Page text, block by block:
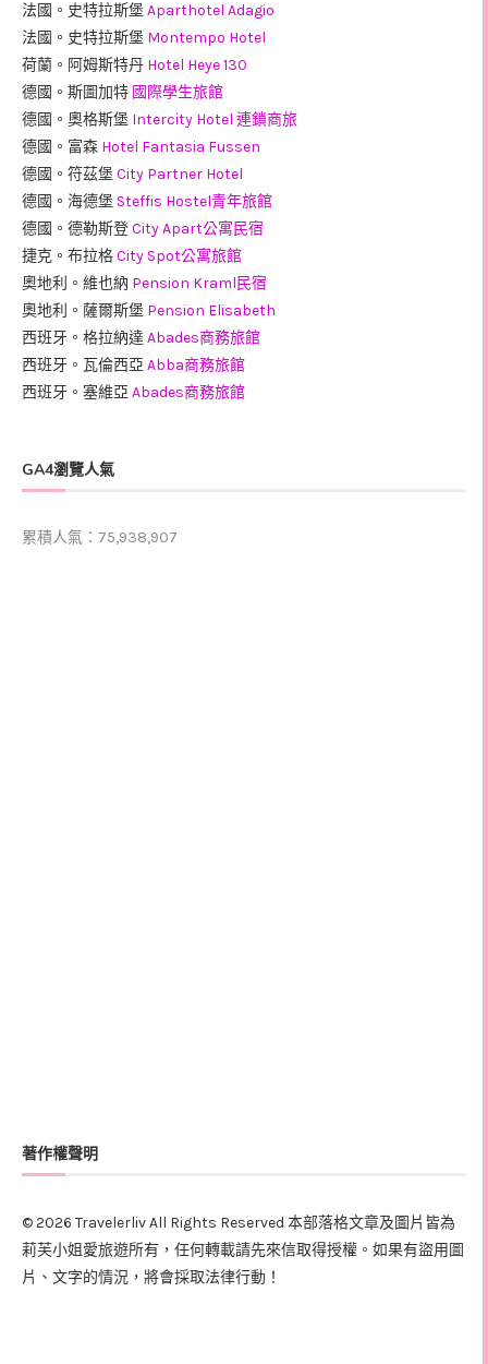
法國。史特拉斯堡 Aparthotel Adagio
法國。史特拉斯堡 Montempo Hotel
荷蘭。阿姆斯特丹 Hotel Heye 130
德國。斯圖加特 國際學生旅館
德國。奧格斯堡 Intercity Hotel 連鎖商旅
德國。富森 Hotel Fantasia Fussen
德國。符茲堡 City Partner Hotel
德國。海德堡 Steffis Hostel青年旅館
德國。德勒斯登City Apart公寓民宿
捷克。布拉格City Spot公寓旅館
奧地利。維也納 Pension Kraml民宿
奧地利。薩爾斯堡 Pension Elisabeth
西班牙。格拉納達 Abades商務旅館
西班牙。瓦倫西亞 Abba商務旅館
西班牙。塞維亞 Abades商務旅館
GA4瀏覽人氣
累積人氣：75,938,907
著作權聲明
© 2026 Travelerliv All Rights Reserved 本部落格文章及圖片皆為
莉芙小姐愛旅遊所有，任何轉載請先來信取得授權。如果有盜用圖
片、文字的情況，將會採取法律行動！